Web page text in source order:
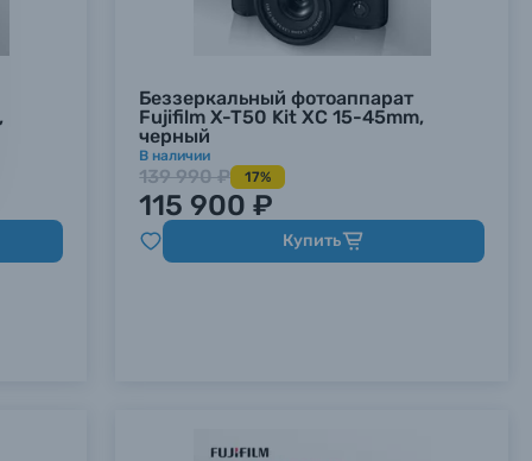
данных.
данных.
Беззеркальный фотоаппарат
Fujifilm X-T50 Kit XC 15-45mm,
черный
В наличии
139 990 ₽ 17%
115 900 ₽
Купить
данных.